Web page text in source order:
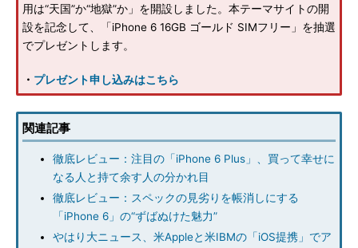
用は“天国”か“地獄”か」を開設しました。本テーマサイトの開
設を記念して、「iPhone 6 16GB ゴールド SIMフリー」を抽選
でプレゼントします。
・ プレゼント申し込みはこちら
関連記事
徹底レビュー：注目の「iPhone 6 Plus」、買って幸せに
なる人と持て余す人の分かれ目
徹底レビュー：スペックの見劣りを帳消しにする
「iPhone 6」の“ずばぬけた魅力”
やはり大ニュース、米Appleと米IBMの「iOS提携」でア